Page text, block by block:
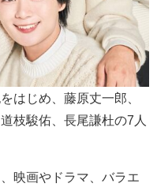
はじめ、藤原丈一郎、
枝駿佑、長尾謙杜の7人
映画やドラマ、バラエ